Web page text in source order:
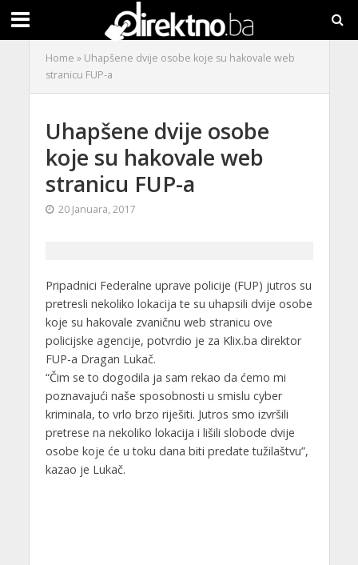
Home » Uhapšene dvije osobe koje su hakovale web
stranicu FUP-a
Uhapšene dvije osobe
koje su hakovale web
stranicu FUP-a
20 Januara, 2017
Pripadnici Federalne uprave policije (FUP) jutros su
pretresli nekoliko lokacija te su uhapsili dvije osobe
koje su hakovale zvaničnu web stranicu ove
policijske agencije, potvrdio je za Klix.ba direktor
FUP-a Dragan Lukač.
“Čim se to dogodila ja sam rekao da ćemo mi
poznavajući naše sposobnosti u smislu cyber
kriminala, to vrlo brzo riješiti. Jutros smo izvršili
pretrese na nekoliko lokacija i lišili slobode dvije
osobe koje će u toku dana biti predate tužilaštvu”,
kazao je Lukač.